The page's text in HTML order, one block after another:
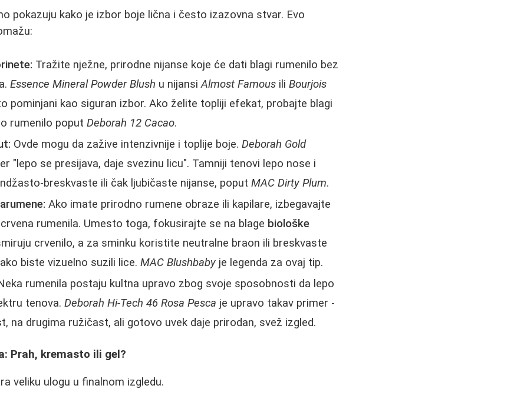
pokazuju kako je izbor boje lična i često izazovna stvar. Evo
Tražite nježne, prirodne nijanse koje će dati blagi rumenilo bez
Essence Mineral Powder Blush u nijansiAlmost Famous iliBourjois
pominjani kao siguran izbor. Ako želite topliji efekat, probajte blagi
rumenilo poputDeborah 12 Cacao.
Ovde mogu da zažive intenzivnije i toplije boje.Deborah Gold
"lepo se presijava, daje svezinu licu". Tamniji tenovi lepo nose i
breskvaste ili čak ljubičaste nijanse, poputMAC Dirty Plum.
Ako imate prirodno rumene obraze ili kapilare, izbegavajte
rumenila. Umesto toga, fokusirajte se na blage biološke
crvenilo, a za sminku koristite neutralne braon ili breskvaste
biste vizuelno suzili lice.MAC Blushbaby je legenda za ovaj tip.
rumenila postaju kultna upravo zbog svoje sposobnosti da lepo
tenova.Deborah Hi-Tech 46 Rosa Pesca je upravo takav primer -
na drugima ružičast, ali gotovo uvek daje prirodan, svež izgled.
Prah, kremasto ili gel?
veliku ulogu u finalnom izgledu.